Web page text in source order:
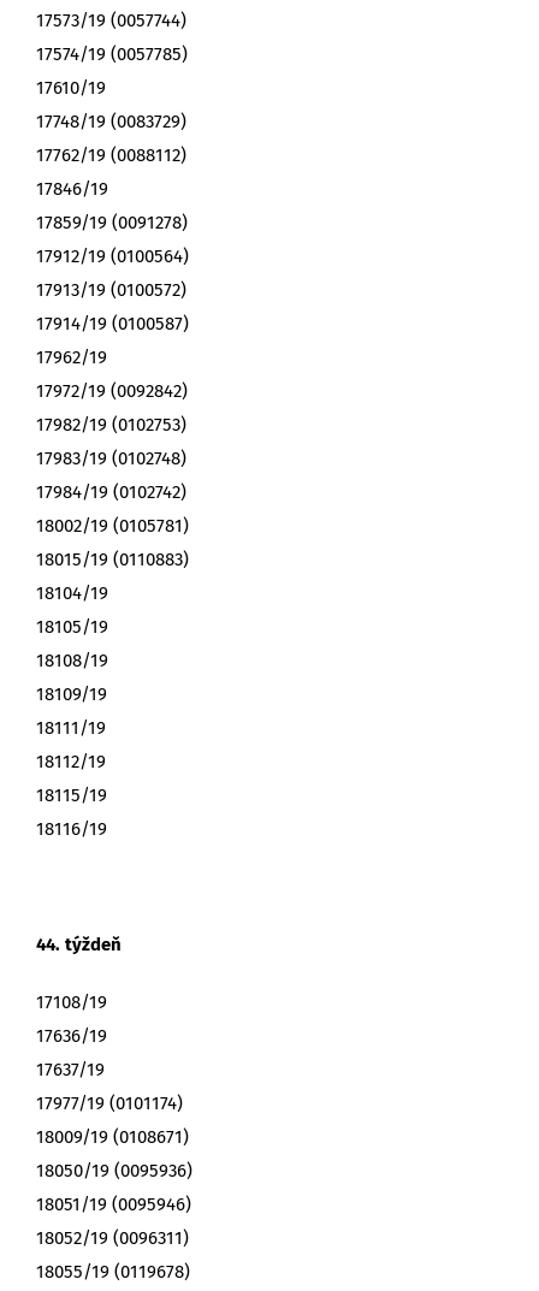
17573/19 (0057744)
17574/19 (0057785)
17610/19
17748/19 (0083729)
17762/19 (0088112)
17846/19
17859/19 (0091278)
17912/19 (0100564)
17913/19 (0100572)
17914/19 (0100587)
17962/19
17972/19 (0092842)
17982/19 (0102753)
17983/19 (0102748)
17984/19 (0102742)
18002/19 (0105781)
18015/19 (0110883)
18104/19
18105/19
18108/19
18109/19
18111/19
18112/19
18115/19
18116/19
44. týždeň
17108/19
17636/19
17637/19
17977/19 (0101174)
18009/19 (0108671)
18050/19 (0095936)
18051/19 (0095946)
18052/19 (0096311)
18055/19 (0119678)